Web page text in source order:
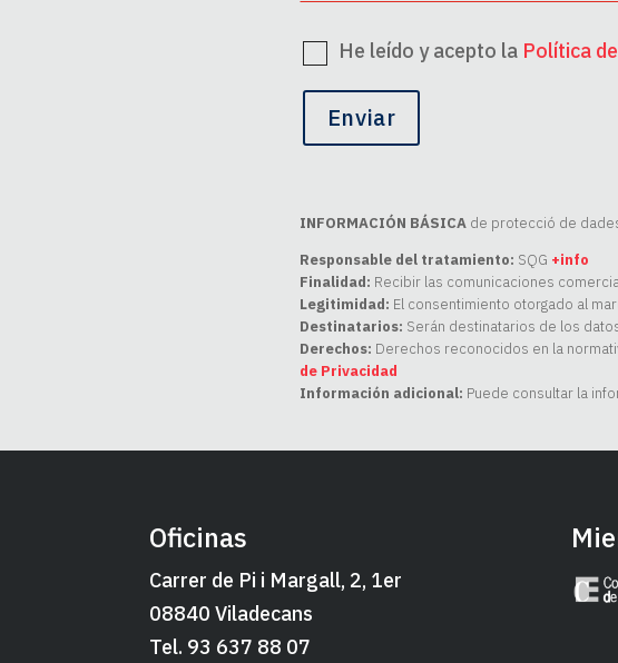
He leído y acepto la Política
INFORMACIÓN BÁSICAde protecció de
Responsable del tratamiento: SQG +info
Finalidad: Recibir las comunicaciones
Legitimidad: El consentimiento otorgado al
Destinatarios: Serán destinatarios de los
Derechos: Derechos reconocidos en la
de Privacidad
Información adicional: Puede consultar la
Oficinas
Carrer de Pi i Margall, 2, 1er
08840 Viladecans
Tel. 93 637 88 07